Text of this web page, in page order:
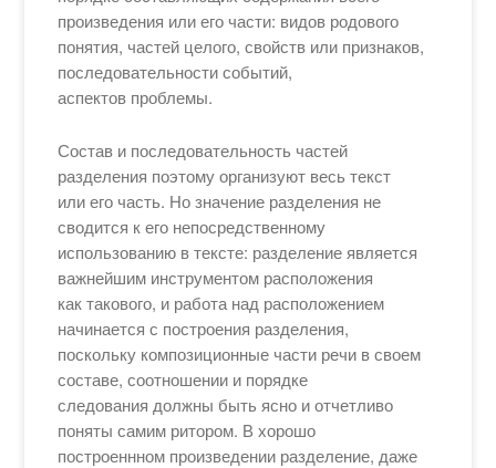
произведения или его части: видов родового
понятия, частей целого, свойств или признаков,
последовательности событий,
аспектов проблемы.
Состав и последовательность частей
разделения поэтому организуют весь текст
или его часть. Но значение разделения не
сводится к его непосредственному
использованию в тексте: разделение является
важнейшим инструментом расположения
как такового, и работа над расположением
начинается с построения разделения,
поскольку композиционные части речи в своем
составе, соотношении и порядке
следования должны быть ясно и отчетливо
поняты самим ритором. В хорошо
построеннном произведении разделение, даже